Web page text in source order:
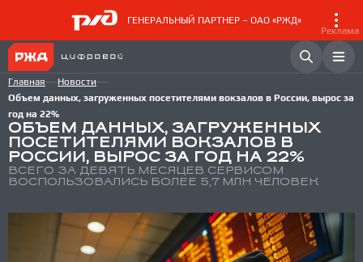
ГЕНЕРАЛЬНЫЙ ПАРТНЕР – ОАО «РЖД»
Реклама
Главная
Новости
Объем данных, загруженных посетителями вокзалов в России, вырос за
год на 22%
ОБЪЕМ ДАННЫХ, ЗАГРУЖЕННЫХ
ПОСЕТИТЕЛЯМИ ВОКЗАЛОВ В
РОССИИ, ВЫРОС ЗА ГОД НА 22%
ВСЕГО ЗА ДЕВЯТЬ МЕСЯЦЕВ СЕРВИСОМ
ВОСПОЛЬЗОВАЛИСЬ БОЛЕЕ 5,7 МЛН ЧЕЛОВЕК